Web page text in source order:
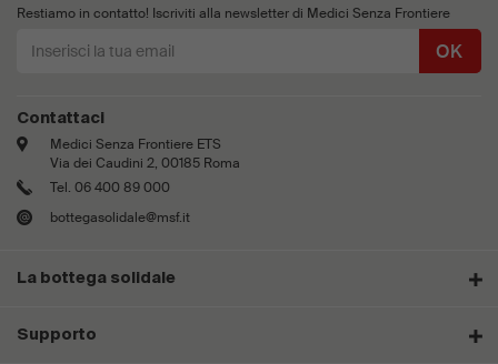
Restiamo in contatto! Iscriviti alla newsletter di Medici Senza Frontiere
OK
Contattaci
Medici Senza Frontiere ETS
Via dei Caudini 2, 00185 Roma
Tel. 06 400 89 000
bottegasolidale@msf.it
La bottega solidale
Supporto